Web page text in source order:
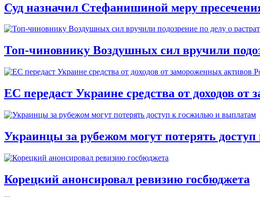
Суд назначил Стефанишиной меру
Топ-чиновнику Воздушных сил вручили
ЕС передаст Украине средства от доходов
Украинцы за рубежом могут потерять
Корецкий анонсировал ревизию госбюджета